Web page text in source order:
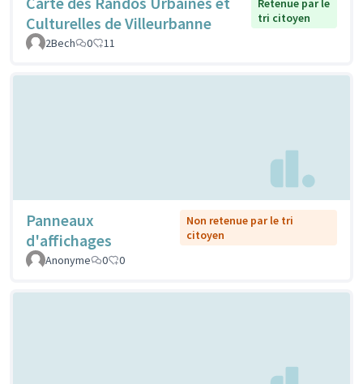
Culturelles de Villeurbanne
Retenue par le
tri citoyen
2Bech
0 11
Panneaux
d'affichages
Non retenue par le tri
citoyen
Anonyme
0 0